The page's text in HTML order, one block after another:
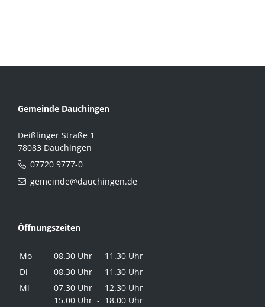
Gemeinde Dauchingen
Deißlinger Straße 1
78083 Dauchingen
07720 9777-0
gemeinde@dauchingen.de
Öffnungszeiten
Mo
08.30 Uhr - 11.30 Uhr
Di
08.30 Uhr - 11.30 Uhr
Mi
07.30 Uhr - 12.30 Uhr
15.00 Uhr - 18.00 Uhr